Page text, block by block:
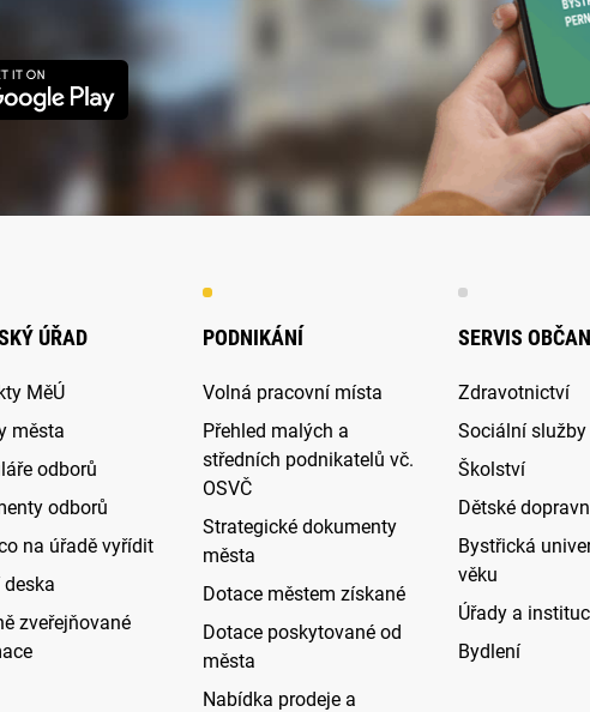
ÚŘAD
MěÚ
města
odborů
odborů
na úřadě vyřídit
deska
zveřejňované
PODNIKÁNÍ
Volná pracovní místa
Přehled malých a
středních podnikatelů vč.
OSVČ
Strategické dokumenty
města
Dotace městem získané
Dotace poskytované od
města
Nabídka prodeje a
SERVIS
Zdravotnictví
Sociální služby
Školství
Dětské
Bystřická
věku
Úřady a
Bydlení